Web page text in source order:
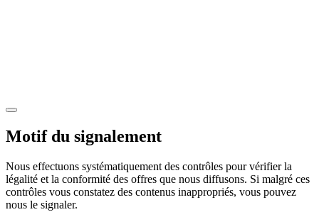
Motif du signalement
Nous effectuons systématiquement des contrôles pour vérifier la
légalité et la conformité des offres que nous diffusons. Si malgré ces
contrôles vous constatez des contenus inappropriés, vous pouvez
nous le signaler.